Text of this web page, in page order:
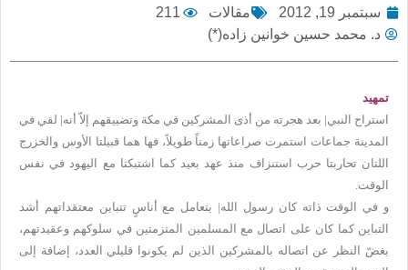
سبتمبر 19, 2012 مقالات
211
د. محمد حسين خوانين زاده(*)
تمهيد
استراح النبي| بعد هجرته من أذى المشركين في مكة وتضييقهم إلاّ أنه| لقي في
المدينة جماعات استمرت صراعاتها زمناً طويلاً، فها هما قبيلتا الأوس والخزرج
اللتان تحاربتا حرب استنزاف منذ عهد بعيد كما اشتبكتا مع اليهود في نفس
الوقت.
و في الوقت ذاته كان رسول الله| يتعامل مع أناسٍ تتباين معتقداتهم أشد
التباين كما كان على اتصال مع المسلمين المتزمتين في سلوكهم وعقيدتهم،
بغضّ النظر عن اتصاله بالمشركين الذين لم يكونوا قليلي العدد، إضافة إلى